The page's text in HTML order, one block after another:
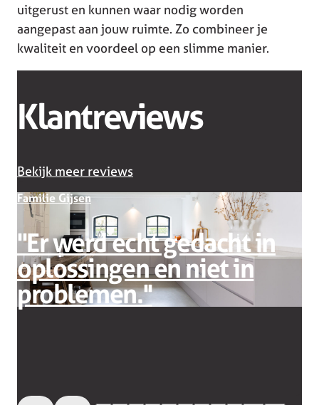
uitgerust en kunnen waar nodig worden
aangepast aan jouw ruimte. Zo combineer je
kwaliteit en voordeel op een slimme manier.
Klantreviews
Bekijk meer reviews
Familie Gijsen
''Er werd echt gedacht in
oplossingen en niet in
problemen.''